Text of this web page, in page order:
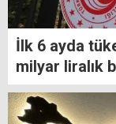
İlk 6 ayda
milyar liralık